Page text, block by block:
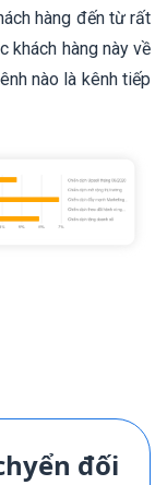
hàng đến từ rất
khách hàng này về
nào là kênh tiếp
đối